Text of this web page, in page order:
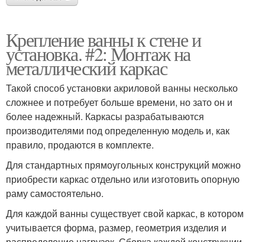
Крепление ванны к стене и
установка. #2: Монтаж на
металлический каркас
Такой способ установки акриловой ванны несколько
сложнее и потребует больше времени, но зато он и
более надежный. Каркасы разрабатываются
производителями под определенную модель и, как
правило, продаются в комплекте.
Для стандартных прямоугольных конструкций можно
приобрести каркас отдельно или изготовить опорную
раму самостоятельно.
Для каждой ванны существует свой каркас, в котором
учитывается форма, размер, геометрия изделия и